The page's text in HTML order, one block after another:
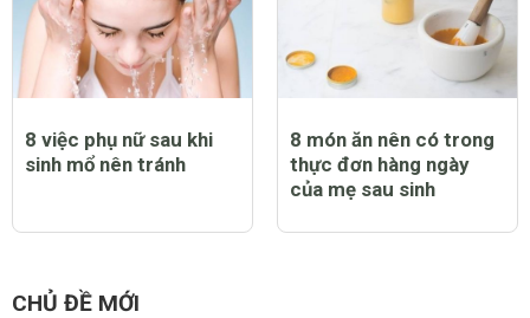
8 việc phụ nữ sau khi
sinh mổ nên tránh
8 món ăn nên có trong
thực đơn hàng ngày
của mẹ sau sinh
CHỦ ĐỀ MỚI